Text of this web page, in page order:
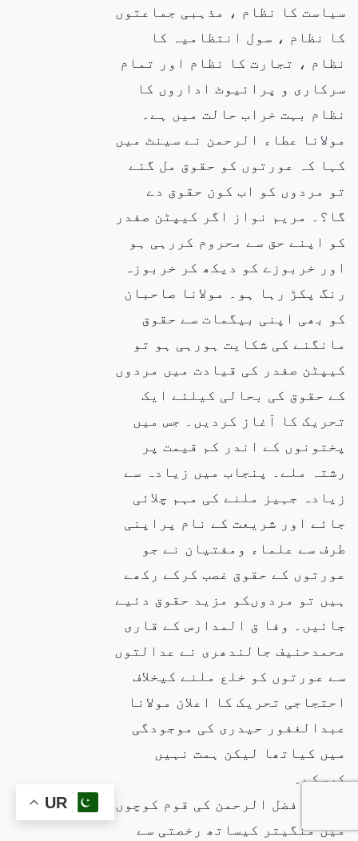
سیاست کا نظام ، مذہبی جماعتوں
کا نظام ، سول انتظامیہ کا
نظام ، تجارت کا نظام اور تمام
سرکاری و پرائیوٹ اداروں کا
نظام بہت خراب حالت میں ہے۔
مولانا عطاء الرحمن نے سینٹ میں
کہا کہ عورتوں کو حقوق مل گئے
تو مردوں کو اب کون حقوق دے
گا؟۔ مریم نواز اگر کیپٹن صفدر
کو اپنے حق سے محروم کررہی ہو
اور خربوزے کو دیکھ کر خربوزہ
رنگ پکڑ رہا ہو۔ مولانا صاحبان
کو بھی اپنی بیگمات سے حقوق
مانگنے کی شکایت ہورہی ہو تو
کیپٹن صفدر کی قیادت میں مردوں
کے حقوق کی بحالی کیلئے ایک
تحریک کا آغاز کردیں۔ جس میں
پختونوں کے اندر کم قیمت پر
رشتہ ملے۔ پنجاب میں زیادہ سے
زیادہ جہیز ملنے کی مہم چلائی
جائے اور شریعت کے نام پراپنی
طرف سے علماء ومفتیان نے جو
عورتوں کے حقوق غصب کرکے رکھے
ہیں تو مردوںکو مزید حقوق دئیے
جائیں۔ وفا ق المدارس کے قاری
محمدحنیف جالندھری نے عدالتوں
سے عورتوں کو خلع ملنے کیخلاف
احتجاجی تحریک کا اعلان مولانا
عبدالغفور حیدری کی موجودگی
میں کیاتھا لیکن ہمت نہیں
کرسکے۔
مولانا فضل الرحمن کی قوم کوچوں
میں منگیتر کیساتھ رخصتی سے
UR